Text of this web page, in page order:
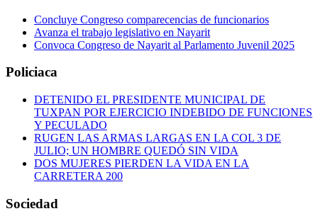
Concluye Congreso comparecencias de funcionarios
Avanza el trabajo legislativo en Nayarit
Convoca Congreso de Nayarit al Parlamento Juvenil 2025
Policiaca
DETENIDO EL PRESIDENTE MUNICIPAL DE
TUXPAN POR EJERCICIO INDEBIDO DE FUNCIONES
Y PECULADO
RUGEN LAS ARMAS LARGAS EN LA COL 3 DE
JULIO; UN HOMBRE QUEDÓ SIN VIDA
DOS MUJERES PIERDEN LA VIDA EN LA
CARRETERA 200
Sociedad